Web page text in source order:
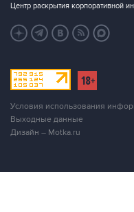
Центр раскрытия корпоративной
Условия использования
Выходные данные
Дизайн – Motka.ru